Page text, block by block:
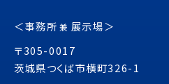
＜事務所 兼 展示場＞
〒305-0017
茨城県つくば市横町326-1